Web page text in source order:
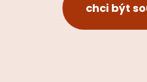
chci být